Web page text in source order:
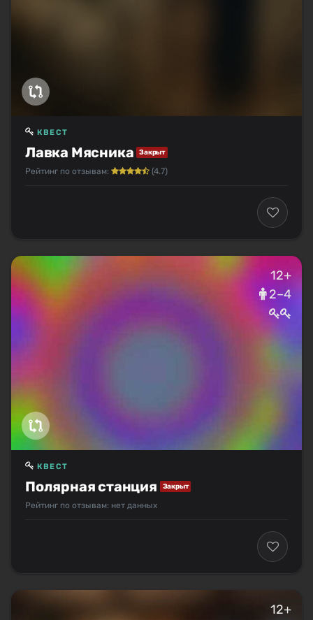
Лавка Мясника Закрыт
КВЕСТ
Рейтинг по отзывам: (4.7)
12+
2–4
Полярная станция Закрыт
КВЕСТ
Рейтинг по отзывам: нет данных
12+